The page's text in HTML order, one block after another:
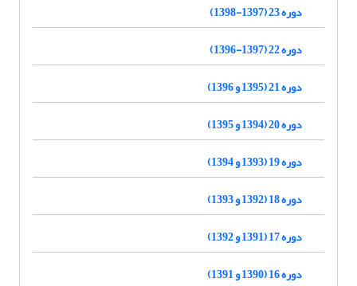
دوره 23 (1397-1398)
دوره 22 (1397-1396)
دوره 21 (1395 و 1396)
دوره 20 (1394 و 1395)
دوره 19 (1393 و 1394)
دوره 18 (1392 و 1393)
دوره 17 (1391 و 1392)
دوره 16 (1390 و 1391)